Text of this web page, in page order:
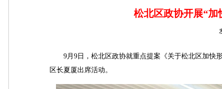
松北区政协开展“加
9月9日，松北区政协就重点提案《关于松北区加快
区长夏厦出席活动。